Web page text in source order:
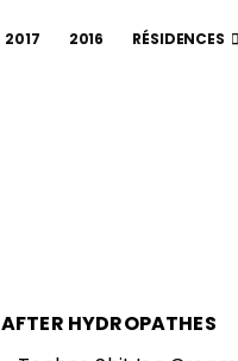
2017 2016 RÉSIDENCES
AFTER HYDROPATHES